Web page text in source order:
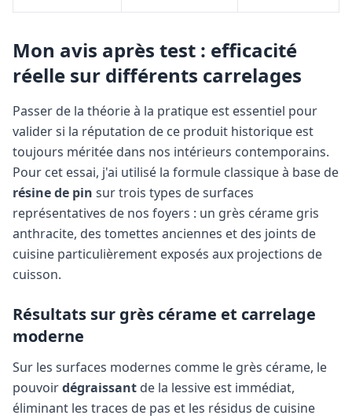
Mon avis après test : efficacité
réelle sur différents carrelages
Passer de la théorie à la pratique est essentiel pour
valider si la réputation de ce produit historique est
toujours méritée dans nos intérieurs contemporains.
Pour cet essai, j'ai utilisé la formule classique à base de
résine de pin sur trois types de surfaces
représentatives de nos foyers : un grès cérame gris
anthracite, des tomettes anciennes et des joints de
cuisine particulièrement exposés aux projections de
cuisson.
Résultats sur grès cérame et carrelage
moderne
Sur les surfaces modernes comme le grès cérame, le
pouvoirdégraissant de la lessive est immédiat,
éliminant les traces de pas et les résidus de cuisine